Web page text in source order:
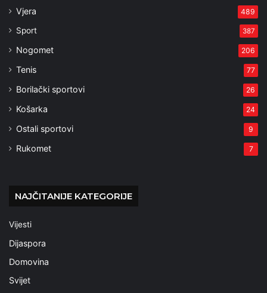
Vjera 489
Sport 387
Nogomet 206
Tenis 77
Borilački sportovi 26
Košarka 24
Ostali sportovi 9
Rukomet 7
NAJČITANIJE KATEGORIJE
Vijesti
Dijaspora
Domovina
Svijet